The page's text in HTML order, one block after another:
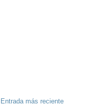
Entrada más reciente